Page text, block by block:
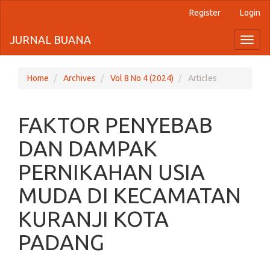
jump
to
page
Main
Navigation
Main
Content
Sidebar
Register Login
JURNAL BUANA
Home Archives Vol 8 No 4 (2024) Articles
FAKTOR PENYEBAB
DAN DAMPAK
PERNIKAHAN USIA
MUDA DI KECAMATAN
KURANJI KOTA
PADANG